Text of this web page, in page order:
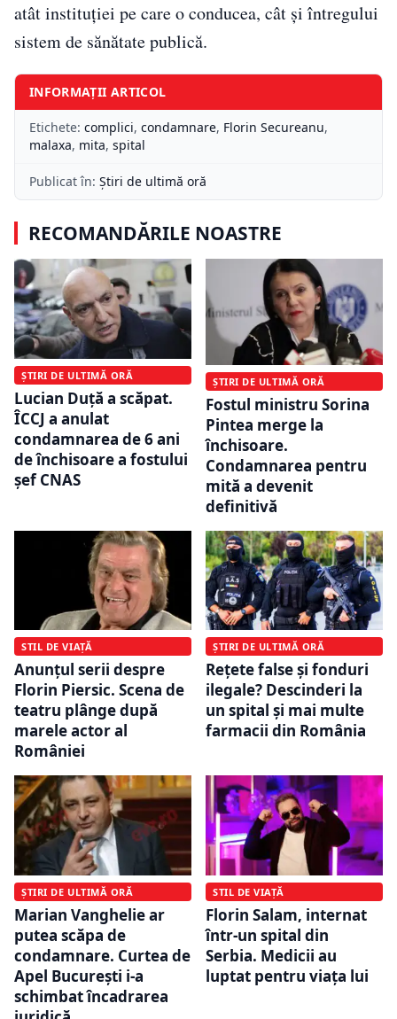
atât instituției pe care o conducea, cât și întregului
sistem de sănătate publică.
INFORMAȚII ARTICOL
Etichete: complici, condamnare, Florin Secureanu,
malaxa, mita, spital
Publicat în: Știri de ultimă oră
RECOMANDĂRILE NOASTRE
ȘTIRI DE ULTIMĂ ORĂ
Lucian Duță a scăpat.
ÎCCJ a anulat
condamnarea de 6 ani
de închisoare a fostului
șef CNAS
ȘTIRI DE ULTIMĂ ORĂ
Fostul ministru Sorina
Pintea merge la
închisoare.
Condamnarea pentru
mită a devenit
definitivă
STIL DE VIAȚĂ
Anunțul serii despre
Florin Piersic. Scena de
teatru plânge după
marele actor al
României
ȘTIRI DE ULTIMĂ ORĂ
Rețete false și fonduri
ilegale? Descinderi la
un spital și mai multe
farmacii din România
ȘTIRI DE ULTIMĂ ORĂ
Marian Vanghelie ar
putea scăpa de
condamnare. Curtea de
Apel București i-a
schimbat încadrarea
STIL DE VIAȚĂ
Florin Salam, internat
într-un spital din
Serbia. Medicii au
luptat pentru viața lui